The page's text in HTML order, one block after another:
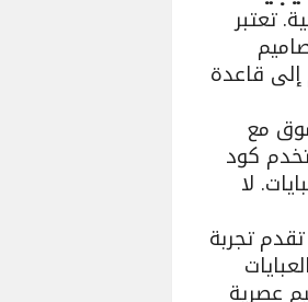
تعتبر
إلى قاعدة
مع
كود
لا
تقدم تجربة
عصرية